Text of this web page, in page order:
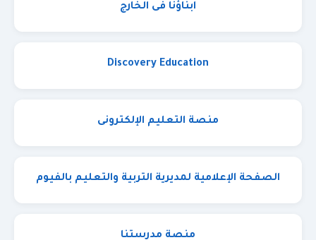
ابناؤنا فى الخارج
Discovery Education
منصة التعليم الإلكترونى
الصفحة الإعلامية لمديرية التربية والتعليم بالفيوم
منصة مدرستنا